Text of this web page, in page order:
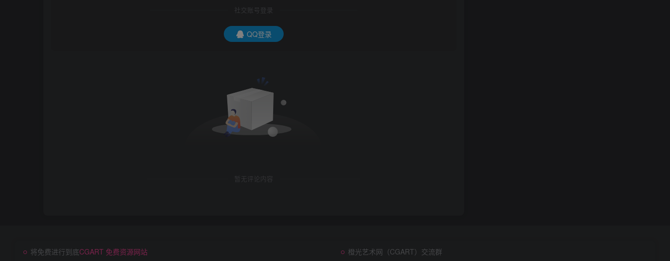
社交账号登录
QQ登录
暂无评论内容
将免费进行到底CGART 免费资源网站 橙光艺术网（CGART）交流群